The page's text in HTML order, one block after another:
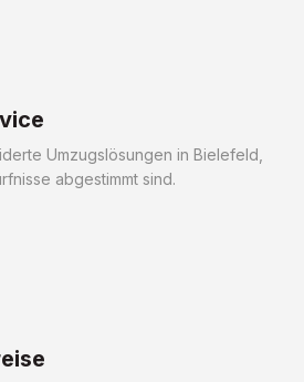
Umzugslösungen in Bielefeld,
abgestimmt sind.